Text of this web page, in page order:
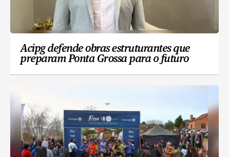
Acipg defende obras estruturantes que
preparam Ponta Grossa para o futuro